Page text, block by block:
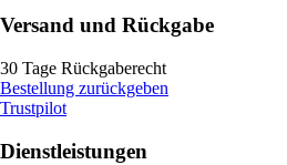
Versand und Rückgabe
30 Tage Rückgaberecht
Bestellung zurückgeben
Trustpilot
Dienstleistungen